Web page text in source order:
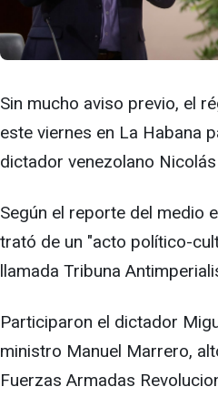
Sin mucho aviso previo, el
este viernes en La Habana
dictador venezolano
Según el reporte del medio
trató de un "acto político-
llamada Tribuna
Participaron el dictador
ministro Manuel Marrero,
Fuerzas Armadas